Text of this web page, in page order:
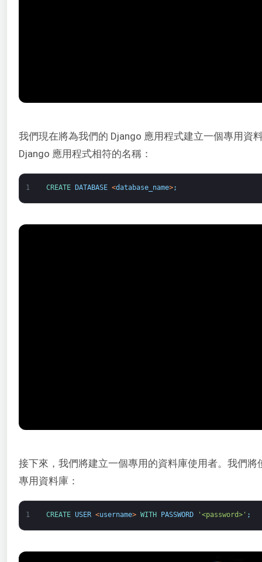
我們現在將為我們的 Django 應用程式建立一個專用資
Django 應用程式相符的名稱：
1 CREATE DATABASE <database_name>;
接下來，我們將建立一個專用的資料庫使用者。我們將
專用資料庫：
1 CREATE USER <username> WITH PASSWORD '<password>' ;